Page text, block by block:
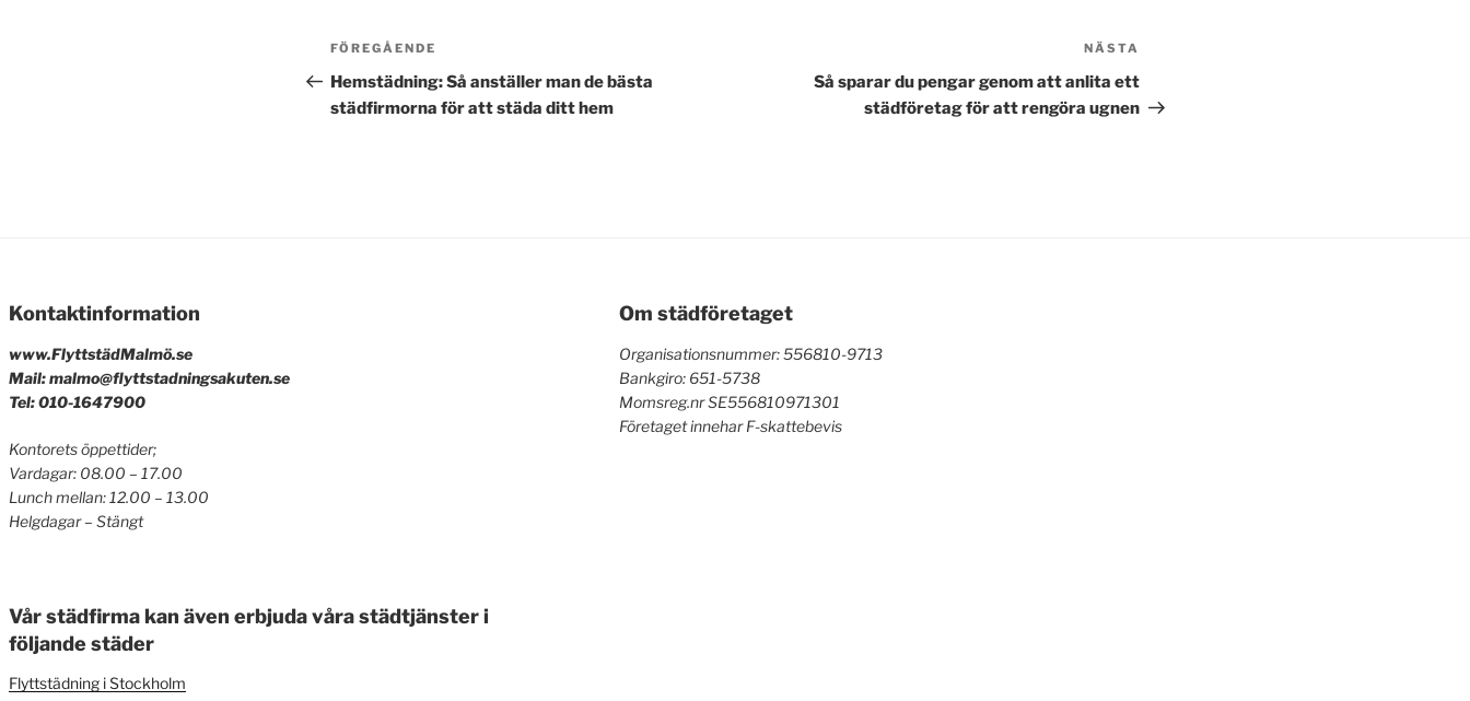
Inläggsnavigering
Föregående
inlägg
FÖREGÅENDE
Hemstädning: Så anställer man de bästa
städfirmorna för att städa ditt hem
inlägg
NÄSTA
Så sparar du pengar genom att anlita ett
städföretag för att rengöra ugnen
Kontaktinformation
www.FlyttstädMalmö.se
Mail: malmo@flyttstadningsakuten.se
Tel: 010-1647900
Kontorets öppettider;
Vardagar: 08.00 – 17.00
Lunch mellan: 12.00 – 13.00
Helgdagar – Stängt
Vår städfirma kan även erbjuda våra städtjänster i
följande städer
Flyttstädning i Stockholm
Om städföretaget
Organisationsnummer: 556810-9713
Bankgiro: 651-5738
Momsreg.nr SE556810971301
Företaget innehar F-skattebevis